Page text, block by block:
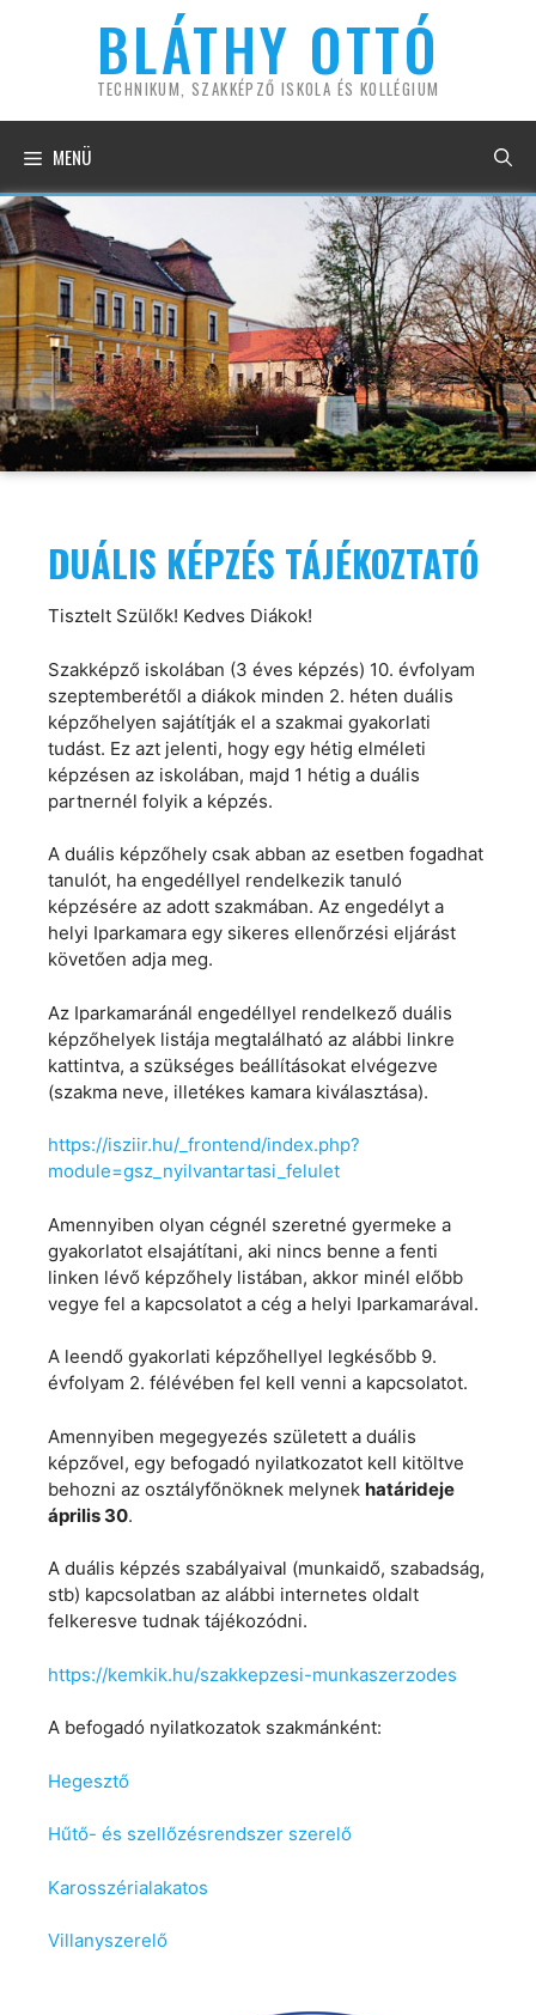
BLÁTHY OTTÓ
TECHNIKUM, SZAKKÉPZŐ ISKOLA ÉS KOLLÉGIUM
MENÜ
DUÁLIS KÉPZÉS TÁJÉKOZTATÓ
Tisztelt Szülők! Kedves Diákok!
Szakképző iskolában (3 éves képzés) 10. évfolyam
szeptemberétől a diákok minden 2. héten duális
képzőhelyen sajátítják el a szakmai gyakorlati
tudást. Ez azt jelenti, hogy egy hétig elméleti
képzésen az iskolában, majd 1 hétig a duális
partnernél folyik a képzés.
A duális képzőhely csak abban az esetben fogadhat
tanulót, ha engedéllyel rendelkezik tanuló
képzésére az adott szakmában. Az engedélyt a
helyi Iparkamara egy sikeres ellenőrzési eljárást
követően adja meg.
Az Iparkamaránál engedéllyel rendelkező duális
képzőhelyek listája megtalálható az alábbi linkre
kattintva, a szükséges beállításokat elvégezve
(szakma neve, illetékes kamara kiválasztása).
https://isziir.hu/_frontend/index.php?
module=gsz_nyilvantartasi_felulet
Amennyiben olyan cégnél szeretné gyermeke a
gyakorlatot elsajátítani, aki nincs benne a fenti
linken lévő képzőhely listában, akkor minél előbb
vegye fel a kapcsolatot a cég a helyi Iparkamarával.
A leendő gyakorlati képzőhellyel legkésőbb 9.
évfolyam 2. félévében fel kell venni a kapcsolatot.
Amennyiben megegyezés született a duális
képzővel, egy befogadó nyilatkozatot kell kitöltve
behozni az osztályfőnöknek melynek határideje
április 30.
A duális képzés szabályaival (munkaidő, szabadság,
stb) kapcsolatban az alábbi internetes oldalt
felkeresve tudnak tájékozódni.
https://kemkik.hu/szakkepzesi-munkaszerzodes
A befogadó nyilatkozatok szakmánként:
Hegesztő
Hűtő- és szellőzésrendszer szerelő
Karosszérialakatos
Villanyszerelő